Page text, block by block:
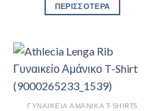
ΠΕΡΙΣΣΟΤΕΡΑ
ΓΥΝΑΙΚΕΊΑ ΑΜΆΝΙΚΑ T-SHIRTS